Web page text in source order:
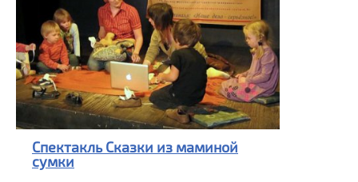
Спектакль Сказки из маминой
сумки